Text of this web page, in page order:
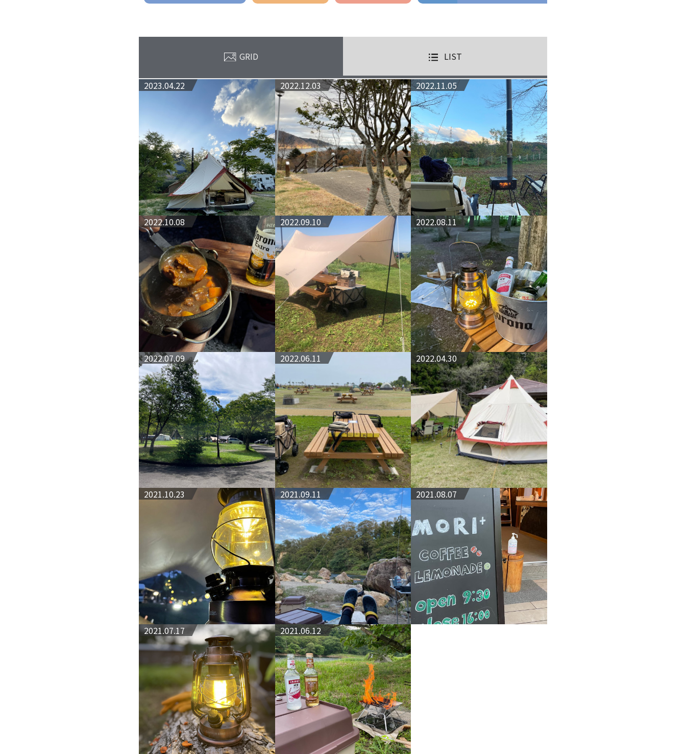
GRID LIST
2023.04.22 2022.12.03 2022.11.05
2022.10.08 2022.09.10 2022.08.11
2022.07.09 2022.06.11 2022.04.30
2021.10.23 2021.09.11 2021.08.07
2021.07.17 2021.06.12